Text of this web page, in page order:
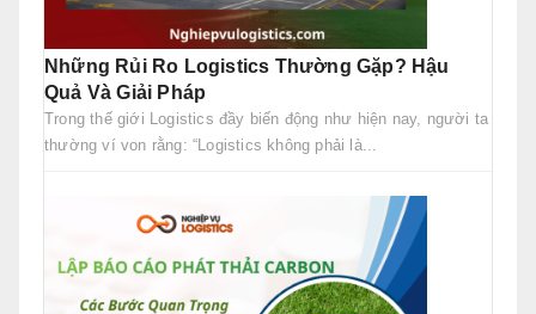
Những Rủi Ro Logistics Thường Gặp? Hậu
Quả Và Giải Pháp
Trong thế giới Logistics đầy biến động như hiện nay, người ta
thường ví von rằng: “Logistics không phải là...